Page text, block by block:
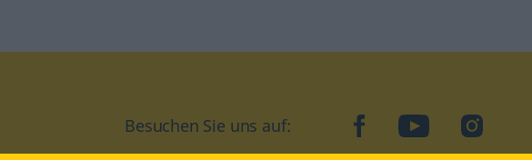
Besuchen Sie uns auf: facebookYouTubeInstagram